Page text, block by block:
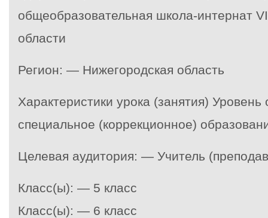
общеобразовательная школа-интернат
области
Регион: — Нижегородская область
Характеристики урока (занятия)
специальное (коррекционное)
Целевая аудитория: — Учитель
Класс(ы): — 5 класс
Класс(ы): — 6 класс